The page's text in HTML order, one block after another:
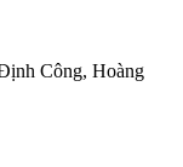
Công, Hoàng